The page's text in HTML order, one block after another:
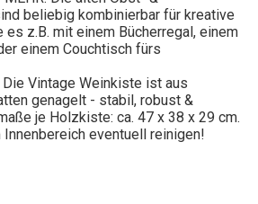
beliebig kombinierbar für kreative
es z.B. mit einem Bücherregal, einem
einem Couchtisch fürs
Die Vintage Weinkiste ist aus
genagelt - stabil, robust &
je Holzkiste: ca. 47 x 38 x 29 cm.
Innenbereich eventuell reinigen!